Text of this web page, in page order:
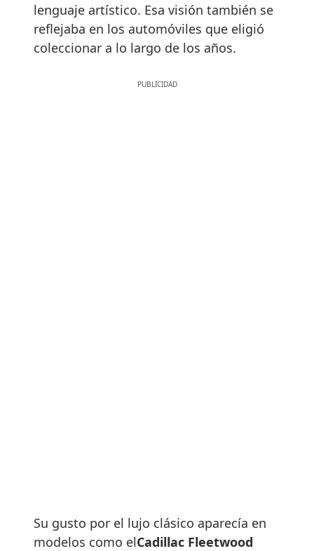
lenguaje artístico. Esa visión también se
reflejaba en los automóviles que eligió
coleccionar a lo largo de los años.
Su gusto por el lujo clásico aparecía en
modelos como elCadillac Fleetwood